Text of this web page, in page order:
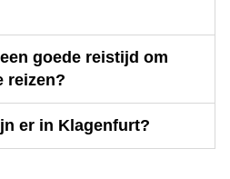
goede reistijd om
reizen?
er in Klagenfurt?